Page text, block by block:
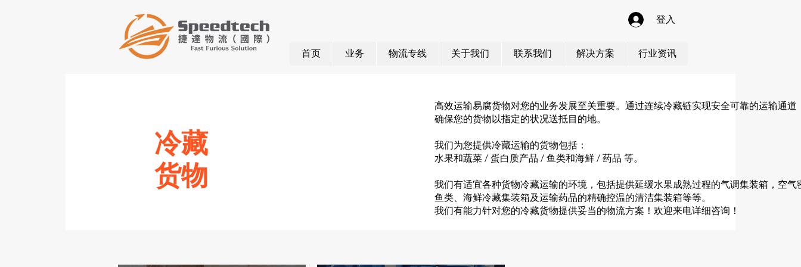
登入
首页 业务 物流专线 关于我们 联系我们 解决方案 行业资讯
冷藏
货物
高效运输易腐货物对您的业务发展至关重要。通过连续冷藏链实现安全可靠的运输通道
确保您的货物以指定的状况送抵目的地。
我们为您提供冷藏运输的货物包括：
水果和蔬菜 / 蛋白质产品 / 鱼类和海鲜 / 药品 等。
我们有适宜各种货物冷藏运输的环境，包括提供延缓水果成熟过程的气调集装箱，空气
鱼类、海鲜冷藏集装箱及运输药品的精确控温的清洁集装箱等等。
我们有能力针对您的冷藏货物提供妥当的物流方案！欢迎来电详细咨询！